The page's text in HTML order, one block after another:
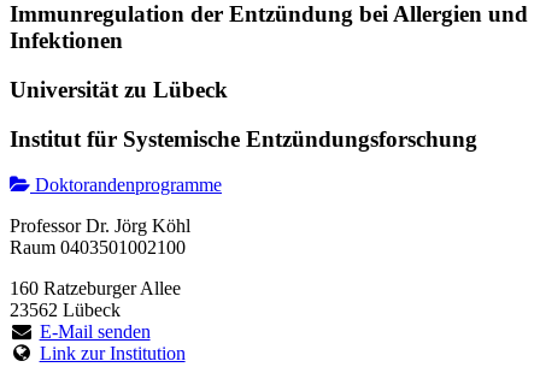
Immunregulation der Entzündung bei Allergien und
Infektionen
Universität zu Lübeck
Institut für Systemische Entzündungsforschung
Doktorandenprogramme
Professor Dr. Jörg Köhl
Raum 0403501002100
160 Ratzeburger Allee
23562 Lübeck
E-Mail senden
Link zur Institution